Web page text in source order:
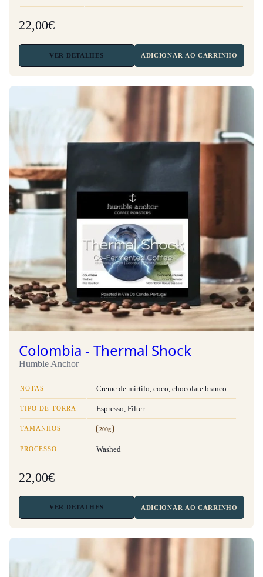
22,00€
VER DETALHES ADICIONAR AO CARRINHO
Colombia - Thermal Shock
Humble Anchor
NOTAS Creme de mirtilo, coco, chocolate branco
TIPO DE TORRA Espresso, Filter
TAMANHOS 200g
PROCESSO Washed
22,00€
VER DETALHES ADICIONAR AO CARRINHO